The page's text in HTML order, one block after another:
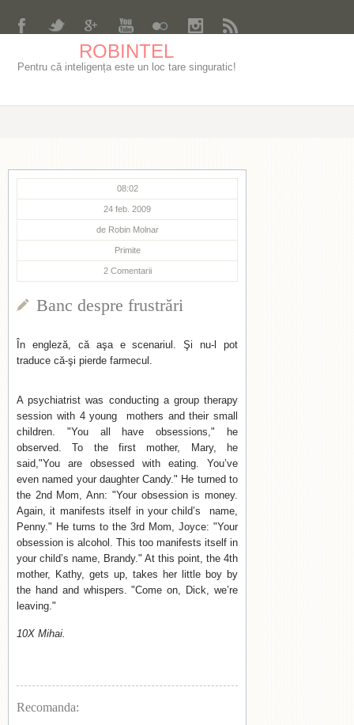
ROBINTEL
Pentru că inteligența este un loc tare singuratic!
08:02
24 feb. 2009
de Robin Molnar
Primite
2 Comentarii
Banc despre frustrări
În engleză, că aşa e scenariul. Şi nu-l pot
traduce că-şi pierde farmecul.
A psychiatrist was conducting a group therapy
session with 4 young mothers and their small
children. "You all have obsessions," he
observed. To the first mother, Mary, he
said,"You are obsessed with eating. You’ve
even named your daughter Candy." He turned to
the 2nd Mom, Ann: "Your obsession is money.
Again, it manifests itself in your child’s name,
Penny." He turns to the 3rd Mom, Joyce: "Your
obsession is alcohol. This too manifests itself in
your child’s name, Brandy." At this point, the 4th
mother, Kathy, gets up, takes her little boy by
the hand and whispers. "Come on, Dick, we’re
leaving."
10X Mihai.
Recomanda: